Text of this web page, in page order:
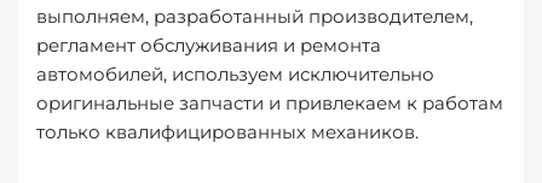
выполняем, разработанный производителем,
регламент обслуживания и ремонта
автомобилей, используем исключительно
оригинальные запчасти и привлекаем к работам
только квалифицированных механиков.